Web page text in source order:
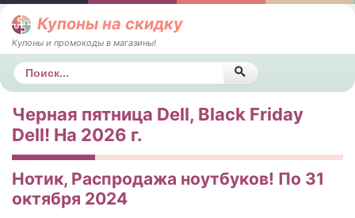
Купоны на скидку
Купоны и промокоды в магазины!
Поиск
Черная пятница Dell, Black Friday
Dell! На 2026 г.
Нотик, Распродажа ноутбуков! По 31
октября 2024